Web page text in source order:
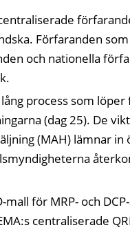
Förfaranden
och nationella
process som
(dag 25). De
(MAH) lämnar in
för MRP- och
centraliserade